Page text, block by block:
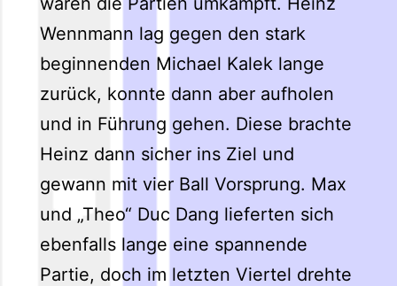
Wennmann lag gegen den stark
beginnenden Michael Kalek lange
zurück, konnte dann aber aufholen
und in Führung gehen. Diese brachte
Heinz dann sicher ins Ziel und
gewann mit vier Ball Vorsprung. Max
und „Theo“ Duc Dang lieferten sich
ebenfalls lange eine spannende
Partie, doch im letzten Viertel drehte